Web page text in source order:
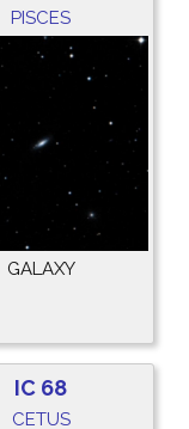
PISCES
GALAXY
IC 68
CETUS